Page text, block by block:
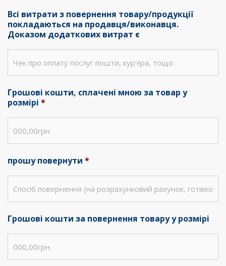
Всі витрати з повернення товару/продукції
покладаються на продавця/виконавця.
Доказом додаткових витрат є
Грошові кошти, сплачені мною за товар у
розмірі *
прошу повернути *
Грошові кошти за повернення товару у розмірі